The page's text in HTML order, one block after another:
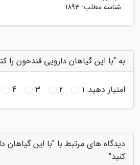
شناسه مطلب: 1893
به "با این گیاهان دارویی قندخون را
امتیاز دهید:1
2
3
4
دیدگاه های مرتبط با "با این گیاهان
کنید"